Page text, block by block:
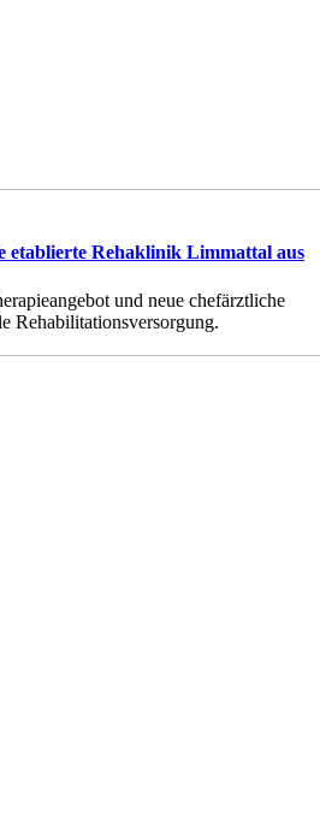
Rehaklinik Limmattal aus
und neue chefärztliche
Rehabilitationsversorgung.